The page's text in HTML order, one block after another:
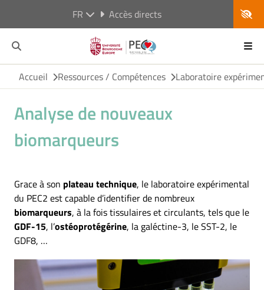
FR Accès directs
Accueil Ressources / Compétences Laboratoire
Analyse de nouveaux
biomarqueurs
Grace à son plateau technique, le laboratoire expérimental
du PEC2 est capable d’identifier de nombreux
biomarqueurs, à la fois tissulaires et circulants, tels que le
GDF-15, l’ostéoprotégérine, la galéctine-3, le SST-2, le
GDF8, …